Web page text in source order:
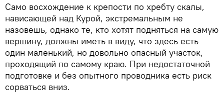
Само восхождение к крепости по хребту скалы,
нависающей над Курой, экстремальным не
назовешь, однако те, кто хотят подняться на самую
вершину, должны иметь в виду, что здесь есть
один маленький, но довольно опасный участок,
проходящий по самому краю. При недостаточной
подготовке и без опытного проводника есть риск
сорваться вниз.